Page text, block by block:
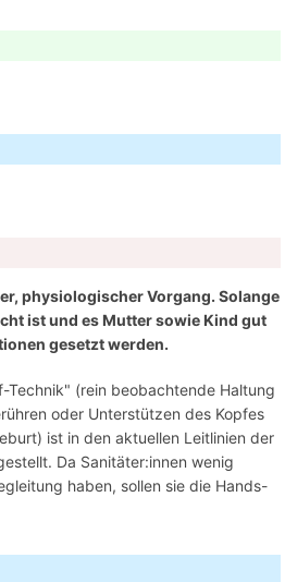
physiologischer Vorgang. Solange
ist und es Mutter sowie Kind gut
gesetzt werden.
Technik" (rein beobachtende Haltung
oder Unterstützen des Kopfes
ist in den aktuellen Leitlinien der
Da Sanitäter:innen wenig
haben, sollen sie die Hands-